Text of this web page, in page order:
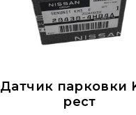
Датчик парковки
рест